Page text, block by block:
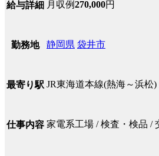
給与詳細 月収例270,000円
勤務地 静岡県 袋井市
最寄り駅 JR東海道本線(熱海～浜松)
仕事内容 家電系工場 / 検査・検品 /